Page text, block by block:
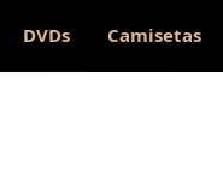
DVDs Camisetas